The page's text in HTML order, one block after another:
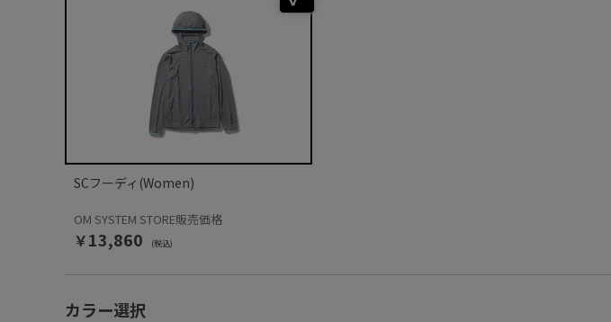
SCフーディ(Women)
OM SYSTEM STORE販売価格
￥13,860 (税込)
カラー選択